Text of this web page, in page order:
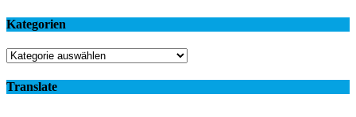
Kategorien
Kategorien
Translate